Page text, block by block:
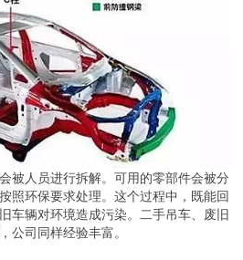
被人员进行拆解。可用的零部件会被分
照环保要求处理。这个过程中，既能回
车辆对环境造成污染。二手吊车、废旧
公司同样经验丰富。